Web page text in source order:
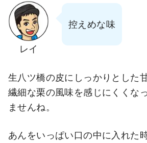
レイ
控えめな味
生八ツ橋の皮にしっかりとした
繊細な栗の風味を感じにくくな
ませんね。
あんをいっぱい口の中に入れた